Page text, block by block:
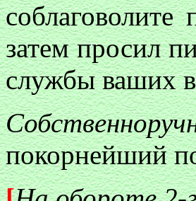
затем просил
службы ваших
покорнейший